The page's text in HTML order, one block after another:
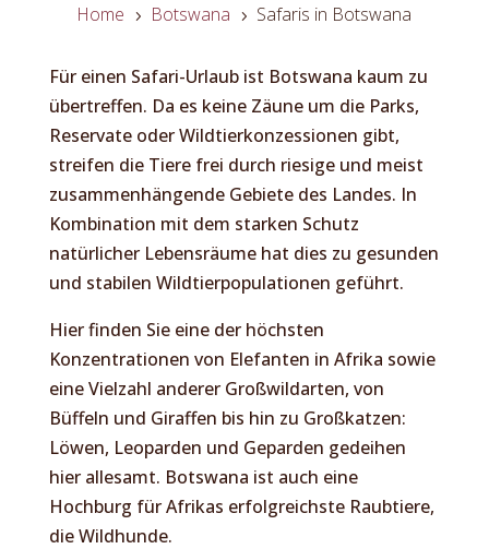
Home 5 Botswana 5 Safaris in Botswana
Für einen Safari-Urlaub ist Botswana kaum zu
übertreffen. Da es keine Zäune um die Parks,
Reservate oder Wildtierkonzessionen gibt,
streifen die Tiere frei durch riesige und meist
zusammenhängende Gebiete des Landes. In
Kombination mit dem starken Schutz
natürlicher Lebensräume hat dies zu gesunden
und stabilen Wildtierpopulationen geführt.
Hier finden Sie eine der höchsten
Konzentrationen von Elefanten in Afrika sowie
eine Vielzahl anderer Großwildarten, von
Büffeln und Giraffen bis hin zu Großkatzen:
Löwen, Leoparden und Geparden gedeihen
hier allesamt. Botswana ist auch eine
Hochburg für Afrikas erfolgreichste Raubtiere,
die Wildhunde.